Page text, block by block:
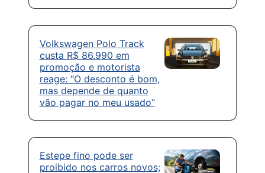
Volkswagen Polo Track
custa R$ 86.990 em
promoção e motorista
reage: “O desconto é bom,
mas depende de quanto
vão pagar no meu usado”
Estepe fino pode ser
proibido nos carros novos;